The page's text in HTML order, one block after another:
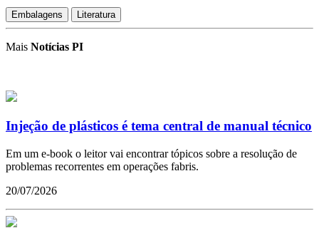
Embalagens Literatura
Mais Notícias PI
Injeção de plásticos é tema central de manual técnico
Em um e-book o leitor vai encontrar tópicos sobre a resolução de
problemas recorrentes em operações fabris.
20/07/2026